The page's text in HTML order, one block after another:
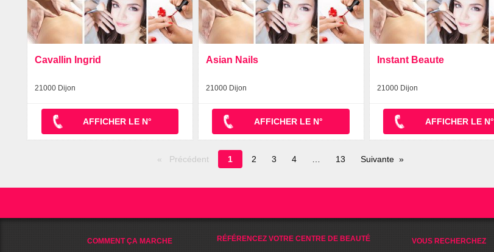
Cavallin Ingrid
21000 Dijon
AFFICHER LE N°
Asian Nails
21000 Dijon
AFFICHER LE N°
Instant Beaute
21000 Dijon
AFFICHER LE N°
Précédent
Page
en
1 2 3 4 13 Suivante
COMMENT ÇA MARCHE RÉFÉRENCEZ VOTRE CENTRE DE BEAUTÉ VOUS RECHERCHEZ